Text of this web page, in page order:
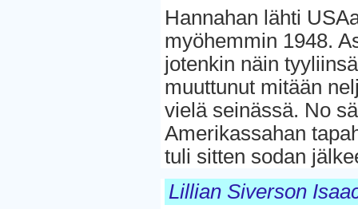
Hannahan lähti
myöhemmin 1948.
jotenkin näin
muuttunut mitään
vielä seinässä. No
Amerikassahan
tuli sitten sodan
Lillian Siverson